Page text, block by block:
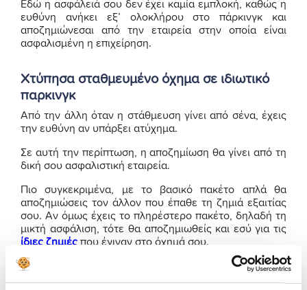
Εδώ η ασφάλειά σου δεν έχει καμία εμπλοκή, καθώς η
ευθύνη ανήκει εξ’ ολοκλήρου στο πάρκινγκ και
αποζημιώνεσαι από την εταιρεία στην οποία είναι
ασφαλισμένη η επιχείρηση.
Χτύπησα σταθμευμένο όχημα σε ιδιωτικό
παρκινγκ
Από την άλλη όταν η στάθμευση γίνει από σένα, έχεις
την ευθύνη αν υπάρξει ατύχημα.
Σε αυτή την περίπτωση, η αποζημίωση θα γίνει από τη
δική σου ασφαλιστική εταιρεία.
Πιο συγκεκριμένα, με το βασικό πακέτο απλά θα
αποζημιώσεις τον άλλον που έπαθε τη ζημιά εξαιτίας
σου. Αν όμως έχεις το πληρέστερο πακέτο, δηλαδή τη
μικτή ασφάλιση, τότε θα αποζημιωθείς και εσύ για τις
ίδιες ζημιές που έγιναν στο όχημά σου.
Ένα άλλο παράδειγμα πάντως που μπορεί να προκύψει